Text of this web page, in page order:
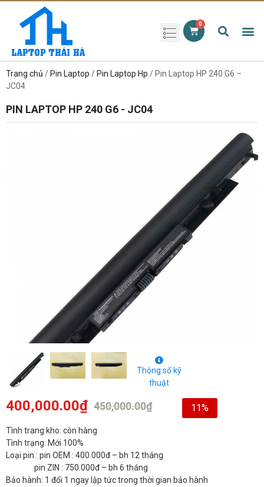
Trang chủ / Pin Laptop / Pin Laptop Hp / Pin Laptop HP 240 G6 –
JC04
PIN LAPTOP HP 240 G6 - JC04
Thông số kỹ
thuật
450,000.00₫
400,000.00₫ 11%
Tình trang kho: còn hàng
Tình trạng: Mới 100%
Loại pin : pin OEM : 400.000đ – bh 12 tháng
pin ZIN : 750.000đ – bh 6 tháng
Bảo hành: 1 đổi 1 ngay lập tức trong thời gian bảo hành